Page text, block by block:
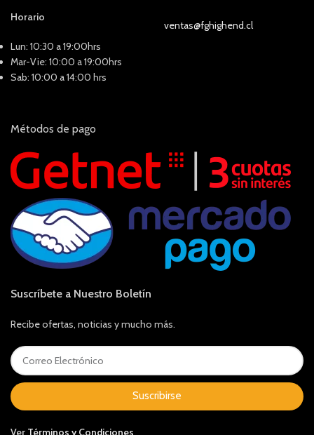
Horario
Lun: 10:30 a 19:00hrs
Mar-Vie: 10:00 a 19:00hrs
Sab: 10:00 a 14:00 hrs
ventas@fghighend.cl
Métodos de pago
Suscríbete a Nuestro Boletín
Recibe ofertas, noticias y mucho más.
Suscribirse
Ver Términos y Condiciones